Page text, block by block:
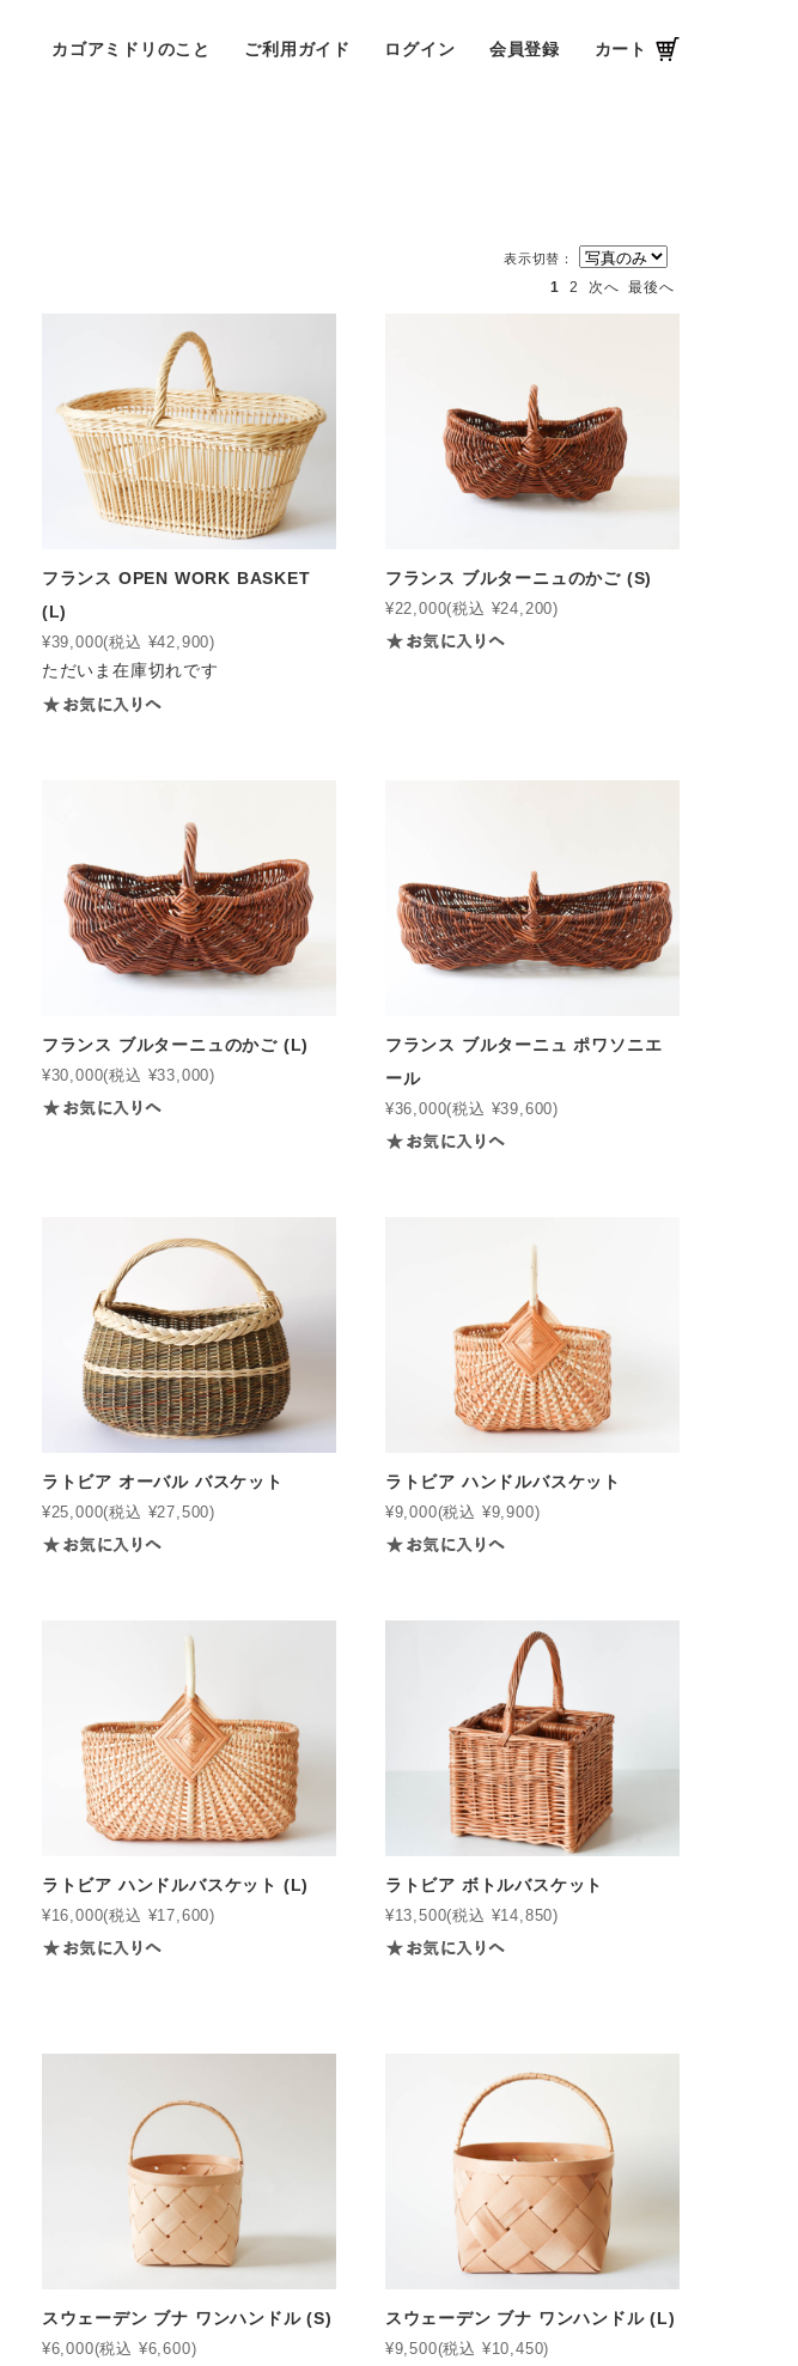
カゴアミドリのこと ご利用ガイド ログイン 会員登録 カート
表示切替：
1 2 次へ 最後へ
フランス OPEN WORK BASKET
(L)
¥39,000(税込 ¥42,900)
ただいま在庫切れです
フランス ブルターニュのかご (S)
¥22,000(税込 ¥24,200)
フランス ブルターニュのかご (L)
¥30,000(税込 ¥33,000)
フランス ブルターニュ ポワソニエ
ール
¥36,000(税込 ¥39,600)
ラトビア オーバル バスケット
¥25,000(税込 ¥27,500)
ラトビア ハンドルバスケット
¥9,000(税込 ¥9,900)
ラトビア ハンドルバスケット (L)
¥16,000(税込 ¥17,600)
ラトビア ボトルバスケット
¥13,500(税込 ¥14,850)
スウェーデン ブナ ワンハンドル (S)
¥6,000(税込 ¥6,600)
スウェーデン ブナ ワンハンドル (L)
¥9,500(税込 ¥10,450)